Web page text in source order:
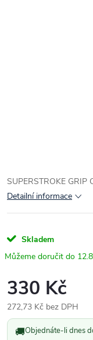
SUPERSTROKE GRIP
Detailní informace
Skladem
330 Kč
272,73 Kč bez DPH
Měrná
cena:
🚚Objednáte-li dnes